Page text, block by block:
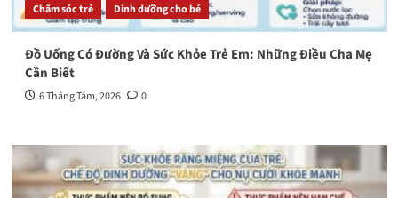
Chăm sóc trẻ Dinh dưỡng cho bé
Đồ Uống Có Đường Và Sức Khỏe Trẻ Em: Những Điều Cha Mẹ
Cần Biết
6 Tháng Tám, 2026 0